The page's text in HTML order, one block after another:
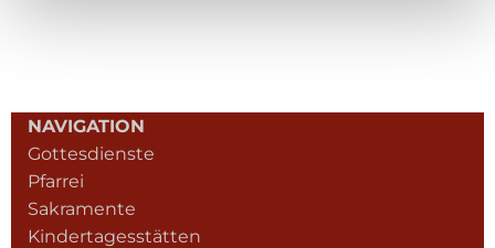
NAVIGATION
Gottesdienste
Pfarrei
Sakramente
Kindertagesstätten